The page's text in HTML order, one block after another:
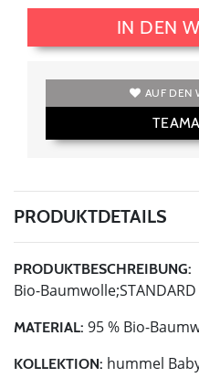
IN DEN
AUF DEN
PRODUKTDETAILS
PRODUKTBESCHREIBUNG:
Bio-
MATERIAL: 95 % Bio-
KOLLEKTION: hummel